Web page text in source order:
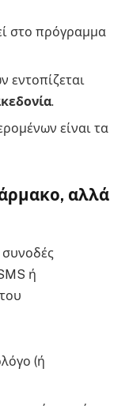
στο πρόγραμμα
εντοπίζεται
.
είναι τα
αλλά
συνοδές
ή
(ή